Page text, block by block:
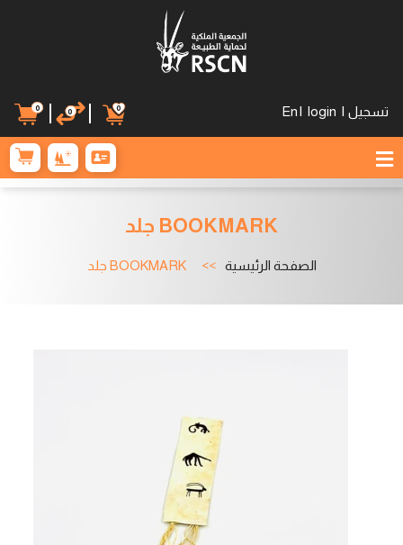
تسجيل |
login
|
En
0
0
0
BOOKMARK جلد
الصفحة الرئيسية BOOKMARK جلد